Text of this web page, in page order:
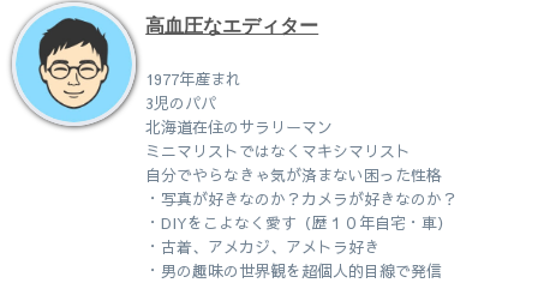
高血圧なエディター
1977年産まれ
3児のパパ
北海道在住のサラリーマン
ミニマリストではなくマキシマリスト
自分でやらなきゃ気が済まない困った性格
・写真が好きなのか？カメラが好きなのか？
・DIYをこよなく愛す（歴１０年自宅・車）
・古着、アメカジ、アメトラ好き
・男の趣味の世界観を超個人的目線で発信